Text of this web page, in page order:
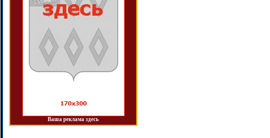
Ваша реклама здесь